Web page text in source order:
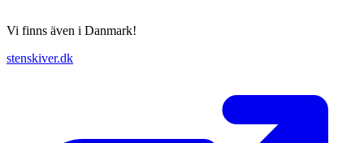
Vi finns även i Danmark!
stenskiver.dk